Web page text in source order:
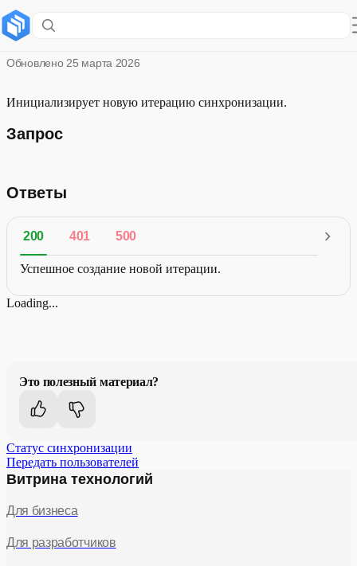
Новая синхронизация
Обновлено 25 марта 2026
Инициализирует новую итерацию синхронизации.
Запрос
Ответы
200 401 500
Успешное создание новой итерации.
Loading...
Это полезный материал?
Статус синхронизации
Передать пользователей
Витрина технологий
Для бизнеса
Для разработчиков